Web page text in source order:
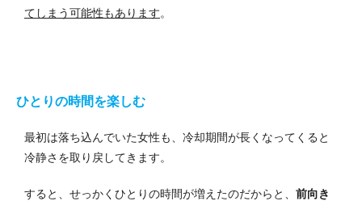
てしまう可能性もあります。
ひとりの時間を楽しむ
最初は落ち込んでいた女性も、冷却期間が長くなってくると
冷静さを取り戻してきます。
すると、せっかくひとりの時間が増えたのだからと、 前向き